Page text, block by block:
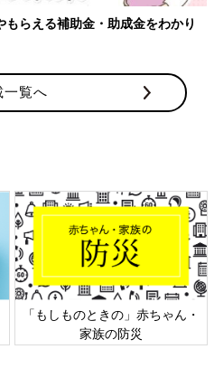
の感染症対策、知っておいて！
一覧へ
六星占術 細木かおりさんの人生
相談